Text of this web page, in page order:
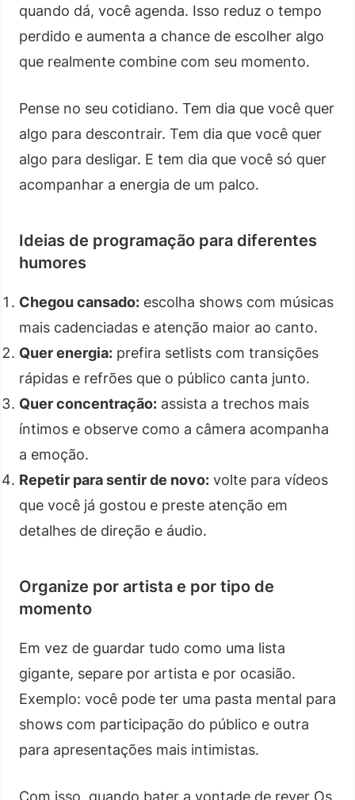
quando dá, você agenda. Isso reduz o tempo
perdido e aumenta a chance de escolher algo
que realmente combine com seu momento.
Pense no seu cotidiano. Tem dia que você quer
algo para descontrair. Tem dia que você quer
algo para desligar. E tem dia que você só quer
acompanhar a energia de um palco.
Ideias de programação para diferentes
humores
Chegou cansado: escolha shows com músicas
mais cadenciadas e atenção maior ao canto.
Quer energia: prefira setlists com transições
rápidas e refrões que o público canta junto.
Quer concentração: assista a trechos mais
íntimos e observe como a câmera acompanha
a emoção.
Repetir para sentir de novo: volte para vídeos
que você já gostou e preste atenção em
detalhes de direção e áudio.
Organize por artista e por tipo de
momento
Em vez de guardar tudo como uma lista
gigante, separe por artista e por ocasião.
Exemplo: você pode ter uma pasta mental para
shows com participação do público e outra
para apresentações mais intimistas.
Com isso, quando bater a vontade de rever Os